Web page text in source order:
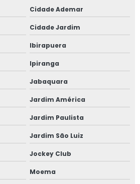
residências
slim
padrão
Cidade Ademar
Cidade Jardim
Ibirapuera
Ipiranga
Jabaquara
Jardim América
Jardim Paulista
Jardim São Luiz
Jockey Club
Moema